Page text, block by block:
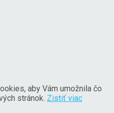
aby Vám umožnila čo
stránok. Zistiť viac